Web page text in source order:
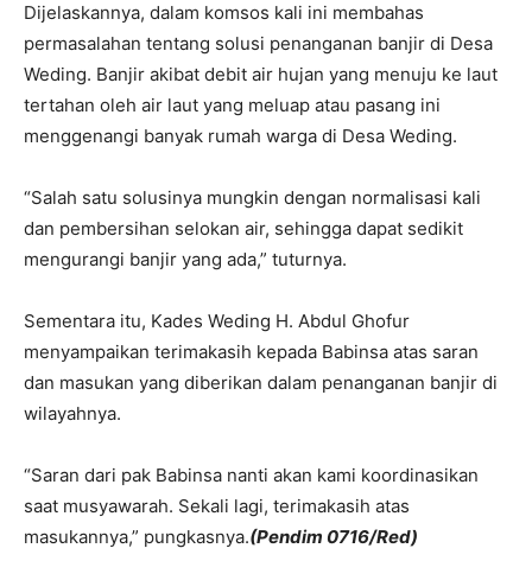
Dijelaskannya, dalam komsos kali ini membahas
permasalahan tentang solusi penanganan banjir di Desa
Weding. Banjir akibat debit air hujan yang menuju ke laut
tertahan oleh air laut yang meluap atau pasang ini
menggenangi banyak rumah warga di Desa Weding.
“Salah satu solusinya mungkin dengan normalisasi kali
dan pembersihan selokan air, sehingga dapat sedikit
mengurangi banjir yang ada,” tuturnya.
Sementara itu, Kades Weding H. Abdul Ghofur
menyampaikan terimakasih kepada Babinsa atas saran
dan masukan yang diberikan dalam penanganan banjir di
wilayahnya.
“Saran dari pak Babinsa nanti akan kami koordinasikan
saat musyawarah. Sekali lagi, terimakasih atas
masukannya,” pungkasnya.(Pendim 0716/Red)